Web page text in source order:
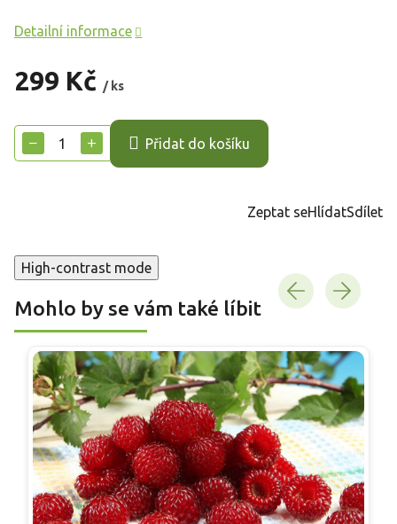
299 Kč / ks
cena:
+
− Přidat do košíku
Detailní informace
Zeptat seHlídatSdílet
High-contrast mode
Mohlo by se vám také líbit